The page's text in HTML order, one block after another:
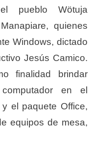
pueblo Wötuja
quienes
Windows, dictado
Jesús Camico.
finalidad brindar
en el
el paquete Office,
equipos de mesa,